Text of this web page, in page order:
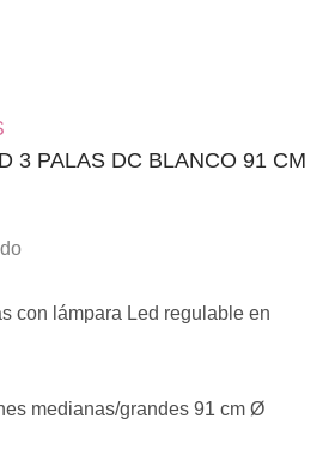
3 PALAS DC BLANCO 91 CM
con lámpara Led regulable en
medianas/grandes 91 cm Ø